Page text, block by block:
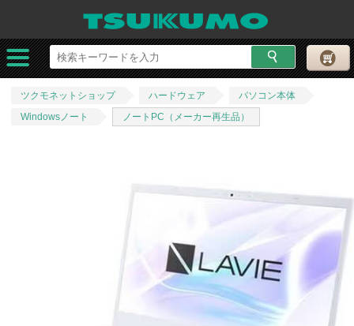
ツクモネットショップ ハードウェア
パソコン本体
Windowsノート
ノートPC（メーカー再生品）